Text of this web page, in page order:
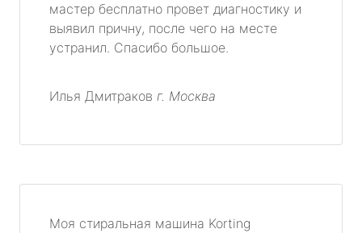
мастер бесплатно провет диагностику и
выявил причну, после чего на месте
устранил. Спасибо большое.
Илья Дмитраков г. Москва
Моя стиральная машина Korting